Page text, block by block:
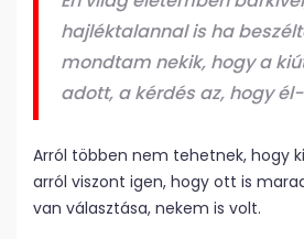
hajléktalannal is ha
mondtam nekik, hogy a
adott, a kérdés az, hogy
Arról többen nem tehetnek, hogy
arról viszont igen, hogy ott is
van választása, nekem is volt.